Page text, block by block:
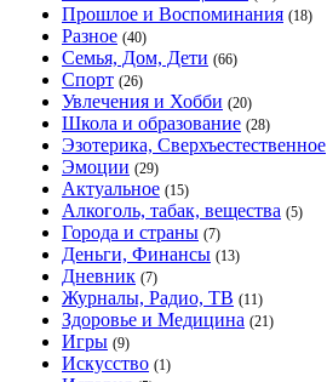
Прошлое и Воспоминания (18)
Разное (40)
Семья, Дом, Дети (66)
Спорт (26)
Увлечения и Хобби (20)
Школа и образование (28)
Эзотерика, Сверхъестественное
Эмоции (29)
Актуальное (15)
Алкоголь, табак, вещества (5)
Города и страны (7)
Деньги, Финансы (13)
Дневник (7)
Журналы, Радио, ТВ (11)
Здоровье и Медицина (21)
Игры (9)
Искусство (1)